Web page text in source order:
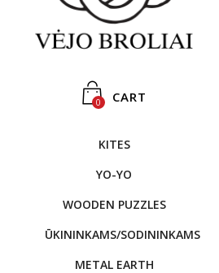
CART
0
KITES
YO-YO
WOODEN PUZZLES
ŪKININKAMS/SODININKAMS
METAL EARTH